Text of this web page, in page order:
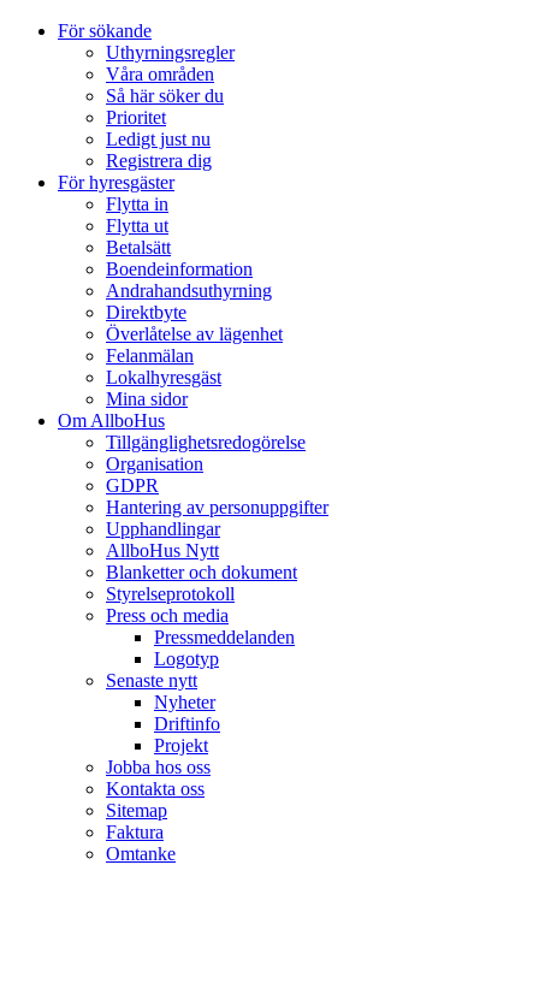
För sökande
Uthyrningsregler
Våra områden
Så här söker du
Prioritet
Ledigt just nu
Registrera dig
För hyresgäster
Flytta in
Flytta ut
Betalsätt
Boendeinformation
Andrahandsuthyrning
Direktbyte
Överlåtelse av lägenhet
Felanmälan
Lokalhyresgäst
Mina sidor
Om AllboHus
Tillgänglighetsredogörelse
Organisation
GDPR
Hantering av personuppgifter
Upphandlingar
AllboHus Nytt
Blanketter och dokument
Styrelseprotokoll
Press och media
Pressmeddelanden
Logotyp
Senaste nytt
Nyheter
Driftinfo
Projekt
Jobba hos oss
Kontakta oss
Sitemap
Faktura
Omtanke